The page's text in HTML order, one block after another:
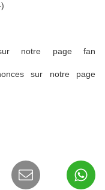
notre page fan
sur notre page